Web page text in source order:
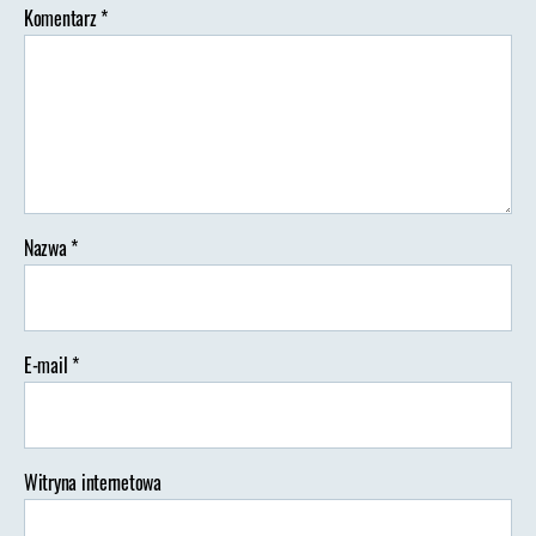
Komentarz*
Nazwa*
E-mail*
Witryna internetowa